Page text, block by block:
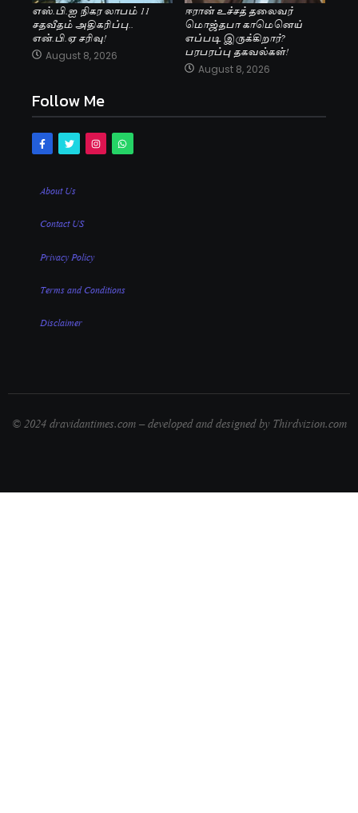
எஸ்.பி.ஐ நிகர லாபம் 11
சதவீதம் அதிகரிப்பு..
என்.பி.ஏ சரிவு!
August 8, 2026
ஈரான் உச்சத் தலைவர்
மொஜ்தபா காமெனெய்
எப்படி இருக்கிறார்?
பரபரப்பு தகவல்கள்!
August 8, 2026
Follow Me
About Us
Contact US
Privacy Policy
Terms and Conditions
Disclaimer
© 2024 dravidantimes.com – developed and designed by Thirdvizion.com